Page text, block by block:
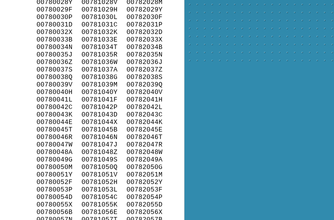
00780028Y
00780029F
00780030P
00780031D
00780032X
00780033B
00780034N
00780035J
00780036Z
00780037S
00780038Q
00780039V
00780040H
00780041L
00780042C
00780043K
00780044E
00780045T
00780046R
00780047W
00780048A
00780049G
00780050M
00780051Y
00780052F
00780053P
00780054D
00780055X
00780056B
00781028V
00781029H
00781030L
00781031C
00781032K
00781033E
00781034T
00781035R
00781036W
00781037A
00781038G
00781039M
00781040Y
00781041F
00781042P
00781043D
00781044X
00781045B
00781046N
00781047J
00781048Z
00781049S
00781050Q
00781051V
00781052H
00781053L
00781054C
00781055K
00781056E
00782028M
00782029Y
00782030F
00782031P
00782032D
00782033X
00782034B
00782035N
00782036J
00782037Z
00782038S
00782039Q
00782040V
00782041H
00782042L
00782043C
00782044K
00782045E
00782046T
00782047R
00782048W
00782049A
00782050G
00782051M
00782052Y
00782053F
00782054P
00782055D
00782056X